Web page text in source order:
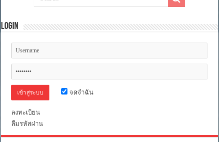
ล่า
ปริศนา
Login
จดจำฉัน
ลงทะเบียน
ลืมรหัสผ่าน